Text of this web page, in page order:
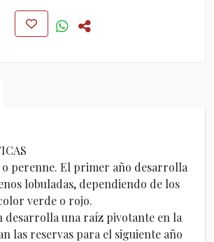
o perenne. El primer año desarrolla
lobuladas, dependiendo de los
verde o rojo.
desarrolla una raíz pivotante en la
las reservas para el siguiente año